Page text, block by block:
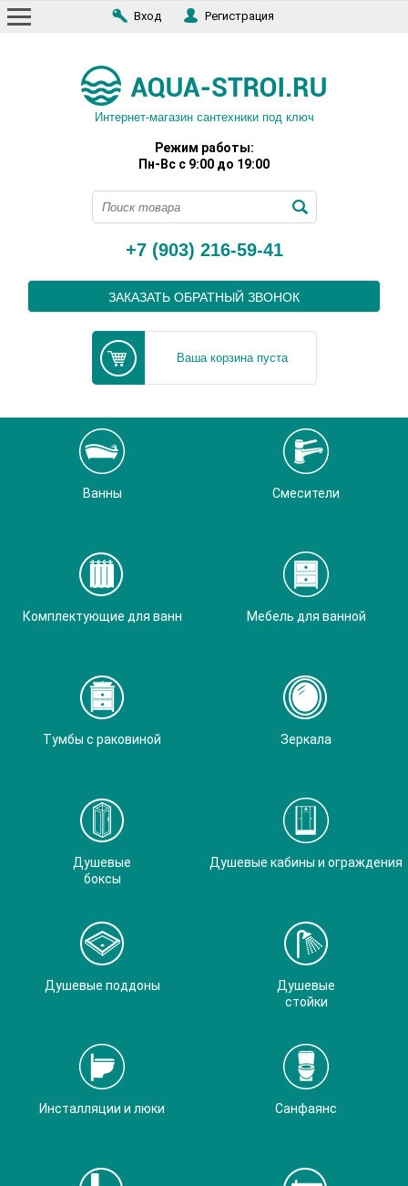
Вход Регистрация
Интернет-магазин сантехники под ключ
Режим работы:
Пн-Вс с 9:00 до 19:00
+7 (903) 216-59-41
ЗАКАЗАТЬ ОБРАТНЫЙ ЗВОНОК
Ваша корзина пуста
Ванны Смесители
Комплектующие для ванн Мебель для ванной
Тумбы с раковиной Зеркала
Душевые
боксы
Душевые кабины и ограждения
Душевые поддоны
Душевые
стойки
Инсталляции и люки Санфаянс